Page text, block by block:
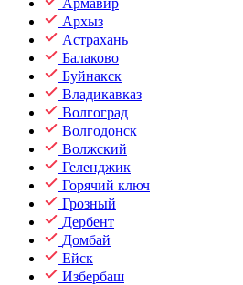
Армавир
Архыз
Астрахань
Балаково
Буйнакск
Владикавказ
Волгоград
Волгодонск
Волжский
Геленджик
Горячий ключ
Грозный
Дербент
Домбай
Ейск
Избербаш